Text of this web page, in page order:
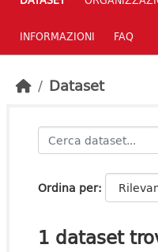
INFORMAZIONI FAQ
Dataset
Ordina per
1 dataset